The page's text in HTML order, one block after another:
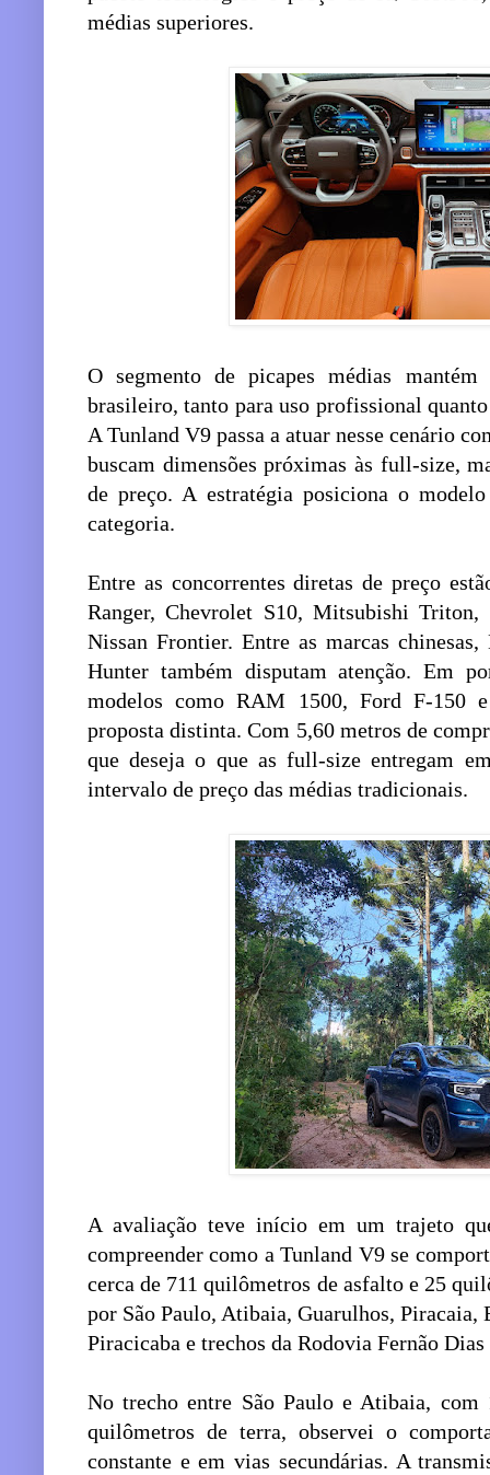
médias superiores.
O segmento de picapes médias
brasileiro, tanto para uso profissional
A Tunland V9 passa a atuar nesse cenário
buscam dimensões próximas às full-size,
de preço. A estratégia posiciona o
categoria.
Entre as concorrentes diretas de preço
Ranger, Chevrolet S10, Mitsubishi
Nissan Frontier. Entre as marcas
Hunter também disputam atenção. Em
modelos como RAM 1500, Ford F-150
proposta distinta. Com 5,60 metros de
que deseja o que as full-size entregam
intervalo de preço das médias tradicionais.
A avaliação teve início em um trajeto
compreender como a Tunland V9 se
cerca de 711 quilômetros de asfalto e 25
por São Paulo, Atibaia, Guarulhos, Piracaia,
Piracicaba e trechos da Rodovia Fernão
No trecho entre São Paulo e Atibaia,
quilômetros de terra, observei o
constante e em vias secundárias. A